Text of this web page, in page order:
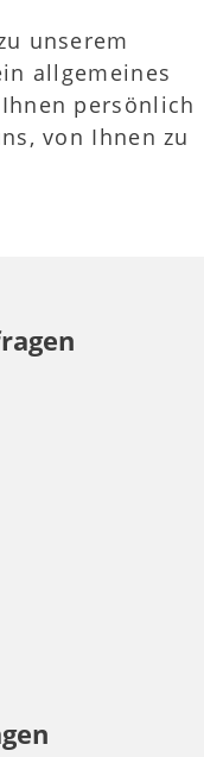
unserem
allgemeines
persönlich
von Ihnen zu